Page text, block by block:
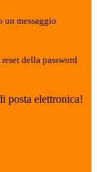
un messaggio
della password
posta elettronica!